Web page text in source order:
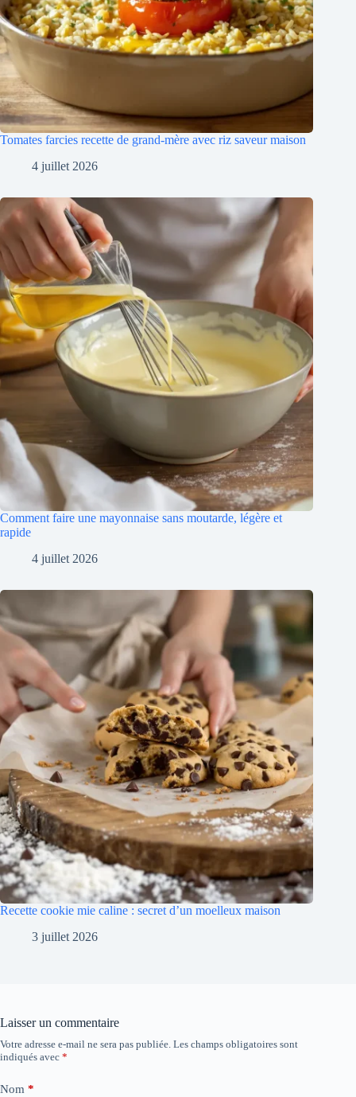
Tomates farcies recette de grand-mère avec riz saveur maison
4 juillet 2026
Comment faire une mayonnaise sans moutarde, légère et
rapide
4 juillet 2026
Recette cookie mie caline : secret d’un moelleux maison
3 juillet 2026
Laisser un commentaire
Votre adresse e-mail ne sera pas publiée. Les champs obligatoires sont
indiqués avec *
Nom *